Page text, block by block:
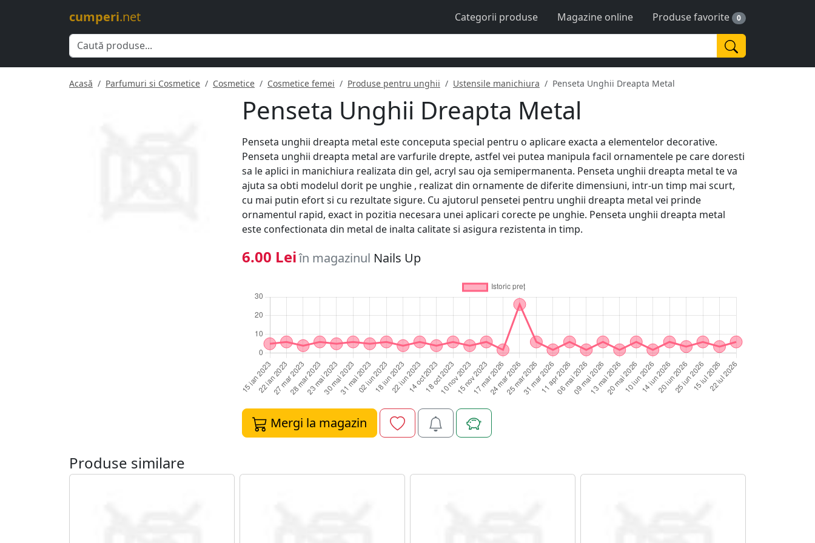
cumperi.net Categorii produse Magazine online Produse favorite 0
Acasă Parfumuri si Cosmetice Cosmetice Cosmetice femei Produse pentru unghii Ustensile manichiura Penseta Unghii Dreapta Metal
Penseta Unghii Dreapta Metal
Penseta unghii dreapta metal este conceputa special pentru o aplicare exacta a elementelor decorative.
Penseta unghii dreapta metal are varfurile drepte, astfel vei putea manipula facil ornamentele pe care doresti
sa le aplici in manichiura realizata din gel, acryl sau oja semipermanenta. Penseta unghii dreapta metal te va
ajuta sa obti modelul dorit pe unghie , realizat din ornamente de diferite dimensiuni, intr-un timp mai scurt,
cu mai putin efort si cu rezultate sigure. Cu ajutorul pensetei pentru unghii dreapta metal vei prinde
ornamentul rapid, exact in pozitia necesara unei aplicari corecte pe unghie. Penseta unghii dreapta metal
este confectionata din metal de inalta calitate si asigura rezistenta in timp.
6.00 Leiîn magazinul Nails Up
Mergi la magazin
Produse similare